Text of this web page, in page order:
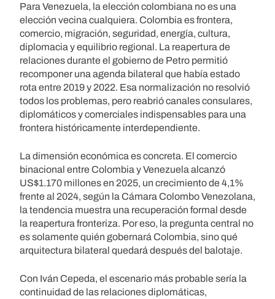
Para Venezuela, la elección colombiana no es una
elección vecina cualquiera. Colombia es frontera,
comercio, migración, seguridad, energía, cultura,
diplomacia y equilibrio regional. La reapertura de
relaciones durante el gobierno de Petro permitió
recomponer una agenda bilateral que había estado
rota entre 2019 y 2022. Esa normalización no resolvió
todos los problemas, pero reabrió canales consulares,
diplomáticos y comerciales indispensables para una
frontera históricamente interdependiente.
La dimensión económica es concreta. El comercio
binacional entre Colombia y Venezuela alcanzó
US$1.170 millones en 2025, un crecimiento de 4,1%
frente al 2024, según la Cámara Colombo Venezolana,
la tendencia muestra una recuperación formal desde
la reapertura fronteriza. Por eso, la pregunta central no
es solamente quién gobernará Colombia, sino qué
arquitectura bilateral quedará después del balotaje.
Con Iván Cepeda, el escenario más probable sería la
continuidad de las relaciones diplomáticas,